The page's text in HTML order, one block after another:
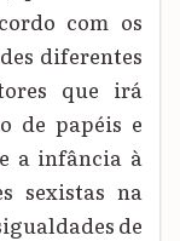
com os
diferentes
que irá
de papéis e
a infância à
sexistas na
de